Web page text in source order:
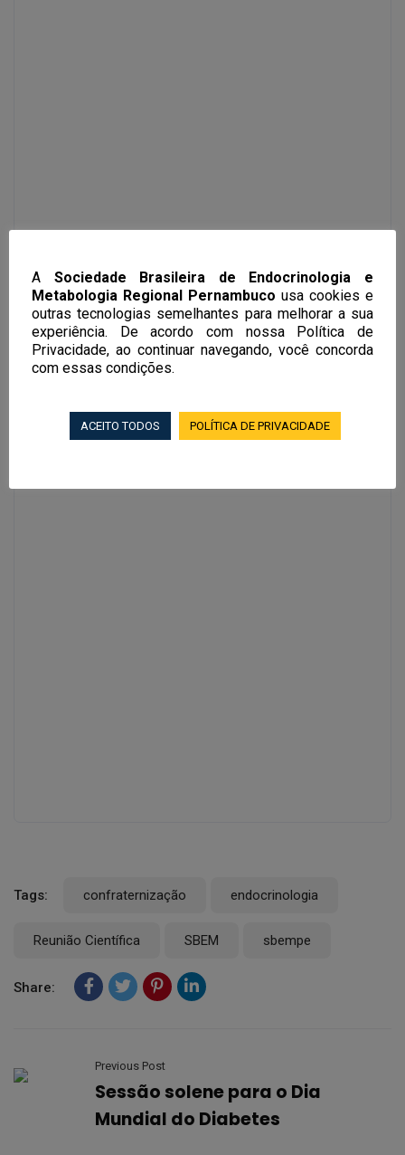
Tags: confraternização endocrinologia
Reunião Científica SBEM sbempe
Share:
Previous Post
Sessão solene para o Dia
Mundial do Diabetes
A Sociedade Brasileira de Endocrinologia e
Metabologia Regional Pernambuco usa cookies e
outras tecnologias semelhantes para melhorar a sua
experiência. De acordo com nossa Política de
Privacidade, ao continuar navegando, você concorda
com essas condições.
ACEITO TODOS POLÍTICA DE PRIVACIDADE